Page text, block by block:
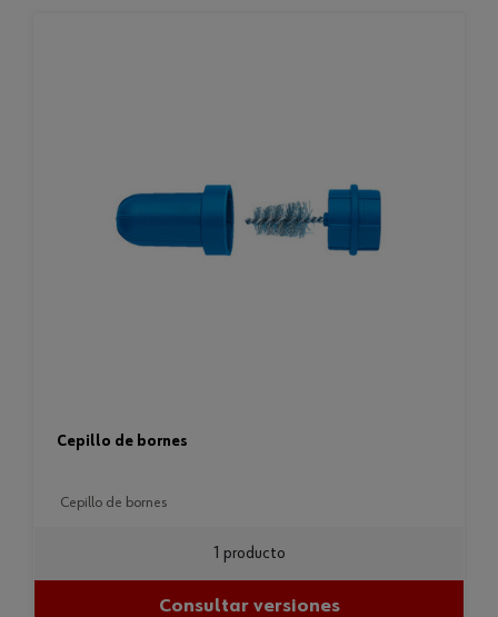
cepillo de bornes
cepillo de bornes
1 producto
Consultar versiones